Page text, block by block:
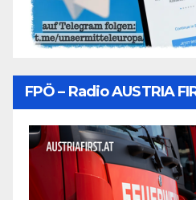
FPÖ – Radio AUSTRIA